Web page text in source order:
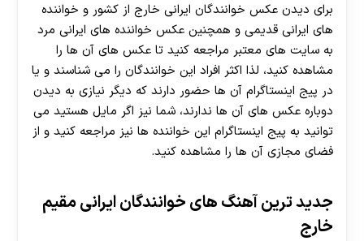
برای دیدن عکس خوانندگان ایرانی خارج از کشور و خواننده
های ایرانی قدیمی و همچنین عکس خواننده های ایرانی مرد
به سایت های معتبر مراجعه کنید تا عکس های آن ها را
مشاهده کنید، لذا اکثر افراد این خوانندگان را می شناسند و یا
در پیج اینستاگرام آن ها حضور دارند که دیگر نیازی به دیدن
دوباره عکس های آن ها ندارند، شما نیز اگر مایل هستید می
توانید به پیج اینستاگرام این خواننده ها نیز مراجعه کنید و از
فضای مجازی آن ها را مشاهده کنید.
جدید ترین آهنگ های خوانندگان ایرانی مقیم
خارج